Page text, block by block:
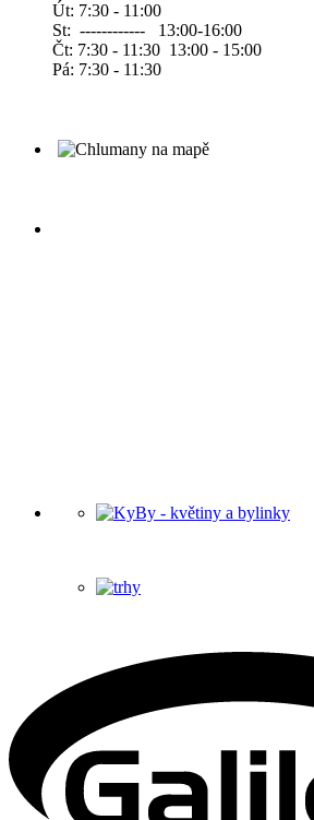
Út: 7:30 - 11:00
St: ------------ 13:00-16:00
Čt: 7:30 - 11:30 13:00 - 15:00
Pá: 7:30 - 11:30